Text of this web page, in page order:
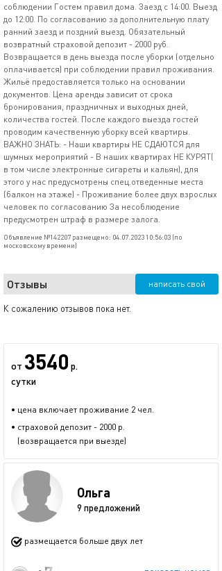
соблюдении Гостем правил дома. Заезд с 14:00. Выезд
до 12:00. По согласованию за дополнительную плату
ранний заезд и поздний выезд. Обязательный
возвратный страховой депозит - 2000 руб.
Возвращается в день выезда после уборки (отдельно
оплачивается) при соблюдении правил проживания.
Жильё предоставляется только на основании
документов. Цена аренды зависит от срока
бронирования, праздничных и выходных дней,
количества гостей. После каждого выезда гостей
проводим качественную уборку всей квартиры.
ВАЖНО ЗНАТЬ: - Наши квартиры НЕ СДАЮТСЯ для
шумных мероприятий - В наших квартирах НЕ КУРЯТ(
в том числе электронные сигареты и кальян), для
этого у нас предусмотрены спец.отведенные места
(балкон на этаже) - Проживание более двух взрослых
человек по согласованию За несоблюдение
предусмотрен штраф в размере залога.
Объявление №142207 размещено: 04.07.2023 10:56:03 (по
московскому времени)
Отзывы написать свой
К сожалению отзывов пока нет.
от 3540 р.
сутки
• цена включает проживание 2 чел.
• страховой депозит - 2000 р.
(возвращается при выезде)
Ольга
9 предложений
размещается больше двух лет